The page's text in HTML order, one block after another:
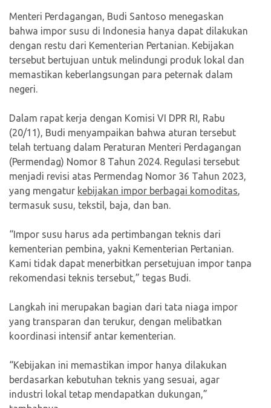
Menteri Perdagangan, Budi Santoso menegaskan
bahwa impor susu di Indonesia hanya dapat dilakukan
dengan restu dari Kementerian Pertanian. Kebijakan
tersebut bertujuan untuk melindungi produk lokal dan
memastikan keberlangsungan para peternak dalam
negeri.
Dalam rapat kerja dengan Komisi VI DPR RI, Rabu
(20/11), Budi menyampaikan bahwa aturan tersebut
telah tertuang dalam Peraturan Menteri Perdagangan
(Permendag) Nomor 8 Tahun 2024. Regulasi tersebut
menjadi revisi atas Permendag Nomor 36 Tahun 2023,
yang mengatur kebijakan impor berbagai komoditas,
termasuk susu, tekstil, baja, dan ban.
“Impor susu harus ada pertimbangan teknis dari
kementerian pembina, yakni Kementerian Pertanian.
Kami tidak dapat menerbitkan persetujuan impor tanpa
rekomendasi teknis tersebut,” tegas Budi.
Langkah ini merupakan bagian dari tata niaga impor
yang transparan dan terukur, dengan melibatkan
koordinasi intensif antar kementerian.
“Kebijakan ini memastikan impor hanya dilakukan
berdasarkan kebutuhan teknis yang sesuai, agar
industri lokal tetap mendapatkan dukungan,”